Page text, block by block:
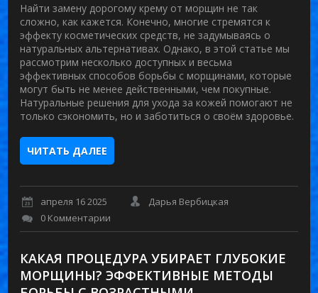
Найти замену дорогому крему от морщин не так
сложно, как кажется. Конечно, многие стремятся к
эффекту косметических средств, не задумываясь о
натуральных альтернативах. Однако, в этой статье мы
рассмотрим несколько доступных и весьма
эффективных способов борьбы с морщинами, которые
могут быть не менее действенными, чем покупные.
Натуральные решения для ухода за кожей помогают не
только сэкономить, но и заботиться о своём здоровье.
ЧИТАТЬ ДАЛЕЕ
апреля 16 2025
Дарья Вербицкая
0 Комментарии
КАКАЯ ПРОЦЕДУРА УБИРАЕТ ГЛУБОКИЕ
МОРЩИНЫ? ЭФФЕКТИВНЫЕ МЕТОДЫ